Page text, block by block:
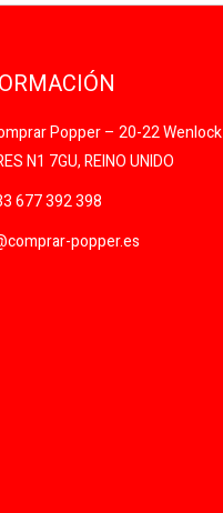
Popper – 20-22 Wenlock
N1 7GU, REINO UNIDO
677 392 398
popper.es